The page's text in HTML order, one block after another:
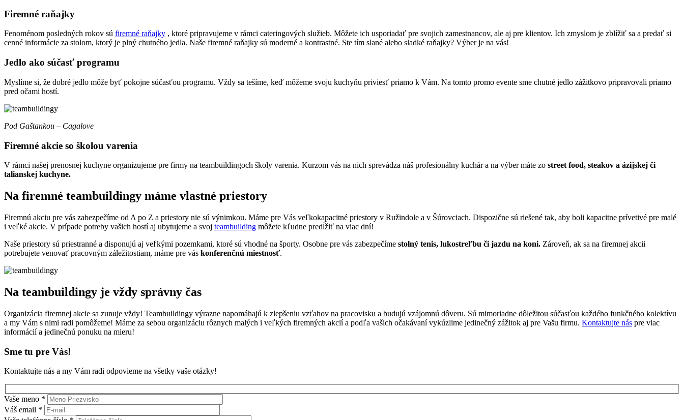
Firemné raňajky
Fenoménom posledných rokov sú firemné raňajky , ktoré pripravujeme v rámci cateringových služieb. Môžete ich usporiadať pre svojich zamestnancov, ale aj pre klientov. Ich zmyslom je zblížiť sa a predať si
cenné informácie za stolom, ktorý je plný chutného jedla. Naše firemné raňajky sú moderné a kontrastné. Ste tím slané alebo sladké raňajky? Výber je na vás!
Jedlo ako súčasť programu
Myslíme si, že dobré jedlo môže byť pokojne súčasťou programu. Vždy sa tešíme, keď môžeme svoju kuchyňu priviesť priamo k Vám. Na tomto promo evente sme chutné jedlo zážitkovo pripravovali priamo
pred očami hostí.
Pod Gaštankou – Cagalove
Firemné akcie so školou varenia
V rámci našej prenosnej kuchyne organizujeme pre firmy na teambuildingoch školy varenia. Kurzom vás na nich sprevádza náš profesionálny kuchár a na výber máte zo street food, steakov a ázijskej či
talianskej kuchyne.
Na firemné teambuildingy máme vlastné priestory
Firemnú akciu pre vás zabezpečíme od A po Z a priestory nie sú výnimkou. Máme pre Vás veľkokapacitné priestory v Ružindole a v Šúrovciach. Dispozične sú riešené tak, aby boli kapacitne prívetivé pre malé
i veľké akcie. V prípade potreby vašich hostí aj ubytujeme a svoj teambuilding môžete kľudne predĺžiť na viac dní!
Naše priestory sú priestranné a disponujú aj veľkými pozemkami, ktoré sú vhodné na športy. Osobne pre vás zabezpečíme stolný tenis, lukostreľbu či jazdu na koni. Zároveň, ak sa na firemnej akcii
potrebujete venovať pracovným záležitostiam, máme pre vás konferenčnú miestnosť.
Na teambuildingy je vždy správny čas
Organizácia firemnej akcie sa zunuje vždy! Teambuildingy výrazne napomáhajú k zlepšeniu vzťahov na pracovisku a budujú vzájomnú dôveru. Sú mimoriadne dôležitou súčasťou každého funkčného kolektívu
a my Vám s nimi radi pomôžeme! Máme za sebou organizáciu rôznych malých i veľkých firemných akcií a podľa vašich očakávaní vykúzlime jedinečný zážitok aj pre Vašu firmu. Kontaktujte nás pre viac
informácií a jedinečnú ponuku na mieru!
Sme tu pre Vás!
Kontaktujte nás a my Vám radi odpovieme na všetky vaše otázky!
Vaše meno *
Váš email *